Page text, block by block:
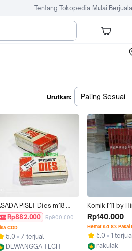
Tentang Tokopedia Mulai
Urutkan: Paling Sesuai
PISET Dies m18
pitch 2.5 mata senai
sampai m22x2.5
Rp882.000 Rp900.000
COD
5.0
7 terjual
DEWANGGA TECH
Komik I'11 by
Asada
Rp140.000
Hemat s.d 8% Pakai
5.0
1
nakulak